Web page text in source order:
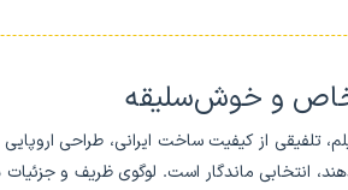
خاص و خوش‌سلیقه
تلفیقی از کیفیت ساخت ایرانی، طراحی
انتخابی ماندگار است. لوگوی ظریف و